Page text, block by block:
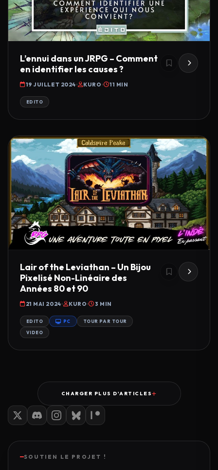
L’ennui dans un JRPG – Comment
en identifier les causes ?
19 JUILLET 2024 KURO 11 MIN
EDITO
Lair of the Leviathan – Un Bijou
Pixelisé Non-Linéaire des
Années 80 et 90
21 MAI 2024 KURO 3 MIN
EDITO PC TOUR PAR TOUR
VIDEO
CHARGER PLUS D'ARTICLES
SOUTIEN LE PROJET !